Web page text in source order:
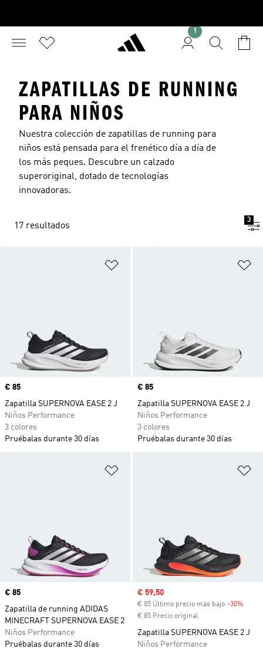
1
ZAPATILLAS DE RUNNING
PARA NIÑOS
Nuestra colección de zapatillas de running para
niños está pensada para el frenético día a día de
los más peques. Descubre un calzado
superoriginal, dotado de tecnologías
innovadoras.
17 resultados
3
Precio
€ 85
Zapatilla SUPERNOVA EASE 2 J
Niños Performance
3 colores
Pruébalas durante 30 días
Precio
€ 85
Zapatilla SUPERNOVA EASE 2 J
Niños Performance
3 colores
Pruébalas durante 30 días
Precio
€ 85
Zapatilla de running ADIDAS
MINECRAFT SUPERNOVA EASE 2
Niños Performance
Pruébalas durante 30 días
Precio de venta
€ 59,50
€ 85 Último precio más bajo -30%
€ 85 Precio original
Zapatilla SUPERNOVA EASE 2 J
Niños Performance